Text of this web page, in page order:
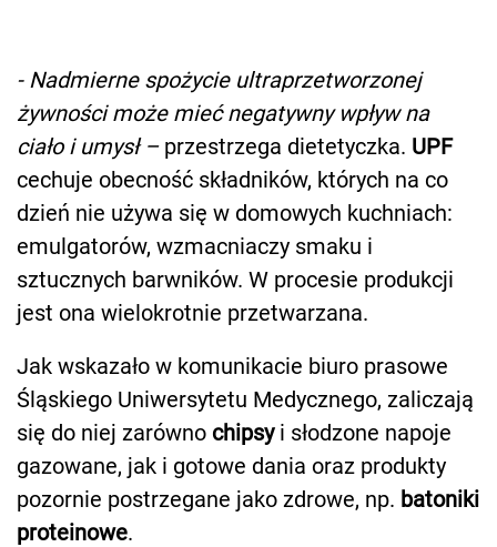
- Nadmierne spożycie ultraprzetworzonej
żywności może mieć negatywny wpływ na
ciało i umysł – przestrzega dietetyczka. UPF
cechuje obecność składników, których na co
dzień nie używa się w domowych kuchniach:
emulgatorów, wzmacniaczy smaku i
sztucznych barwników. W procesie produkcji
jest ona wielokrotnie przetwarzana.
Jak wskazało w komunikacie biuro prasowe
Śląskiego Uniwersytetu Medycznego, zaliczają
się do niej zarówno chipsyi słodzone napoje
gazowane, jak i gotowe dania oraz produkty
pozornie postrzegane jako zdrowe, np. batoniki
proteinowe.